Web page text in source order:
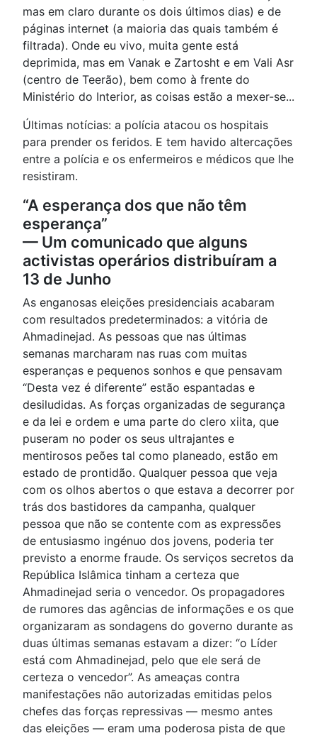
mas em claro durante os dois últimos dias) e de
páginas internet (a maioria das quais também é
filtrada). Onde eu vivo, muita gente está
deprimida, mas em Vanak e Zartosht e em Vali Asr
(centro de Teerão), bem como à frente do
Ministério do Interior, as coisas estão a mexer-se...
Últimas notícias: a polícia atacou os hospitais
para prender os feridos. E tem havido altercações
entre a polícia e os enfermeiros e médicos que lhe
resistiram.
“A esperança dos que não têm
esperança”
— Um comunicado que alguns
activistas operários distribuíram a
13 de Junho
As enganosas eleições presidenciais acabaram
com resultados predeterminados: a vitória de
Ahmadinejad. As pessoas que nas últimas
semanas marcharam nas ruas com muitas
esperanças e pequenos sonhos e que pensavam
“Desta vez é diferente” estão espantadas e
desiludidas. As forças organizadas de segurança
e da lei e ordem e uma parte do clero xiita, que
puseram no poder os seus ultrajantes e
mentirosos peões tal como planeado, estão em
estado de prontidão. Qualquer pessoa que veja
com os olhos abertos o que estava a decorrer por
trás dos bastidores da campanha, qualquer
pessoa que não se contente com as expressões
de entusiasmo ingénuo dos jovens, poderia ter
previsto a enorme fraude. Os serviços secretos da
República Islâmica tinham a certeza que
Ahmadinejad seria o vencedor. Os propagadores
de rumores das agências de informações e os que
organizaram as sondagens do governo durante as
duas últimas semanas estavam a dizer: “o Líder
está com Ahmadinejad, pelo que ele será de
certeza o vencedor”. As ameaças contra
manifestações não autorizadas emitidas pelos
chefes das forças repressivas — mesmo antes
das eleições — eram uma poderosa pista de que